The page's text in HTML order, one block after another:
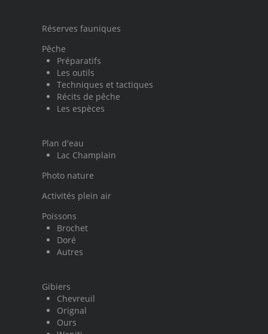
Réserves fauniques
Pêche
Préparatifs
Les outils
Techniques et tactiques
Récits de pêche
Les espèces
Plan d'eau
Lac Champlain
Photo nature
Activités plein air
Poissons
Brochet
Doré
Autres
Gibiers
Chevreuil
Orignal
Ours